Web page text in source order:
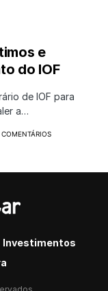
e
do IOF
de IOF para
a…
Investimentos